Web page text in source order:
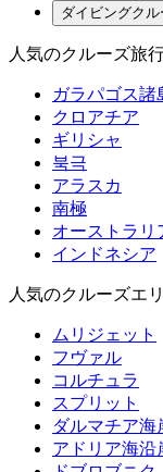
ダイビングクル
人気のクルーズ旅
ガラパゴス諸
クロアチア
ギリシャ
북극
アラスカ
南極
オーストラリ
インドネシア
人気のクルーズエ
ムリジェット
フヴァル
コルチュラ
スプリット
ダルマチア海
アドリア海沿